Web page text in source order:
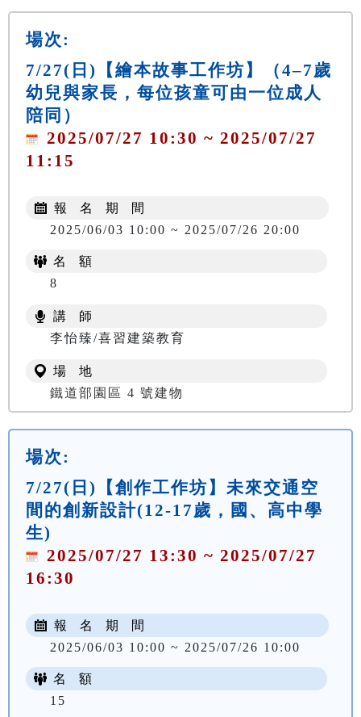
場次:
7/27(日)【繪本故事工作坊】（4–7歲
幼兒與家長，每位孩童可由一位成人
陪同）
2025/07/27 10:30 ~ 2025/07/27
11:15
報 名 期 間
2025/06/03 10:00 ~ 2025/07/26 20:00
名 額
8
講 師
李怡臻/喜習建築教育
場 地
鐵道部園區 4 號建物
場次:
7/27(日)【創作工作坊】未來交通空
間的創新設計(12-17歲，國、高中學
生)
2025/07/27 13:30 ~ 2025/07/27
16:30
報 名 期 間
2025/06/03 10:00 ~ 2025/07/26 10:00
名 額
15